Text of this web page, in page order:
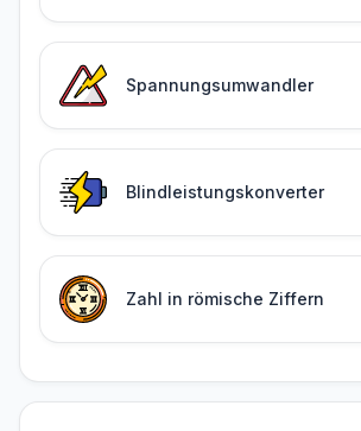
Spannungsumwandler
Blindleistungskonverter
Zahl in römische Ziffern